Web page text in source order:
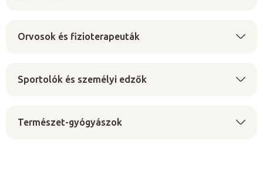
Orvosok és fizioterapeuták
Sportolók és személyi edzők
Természet-gyógyászok